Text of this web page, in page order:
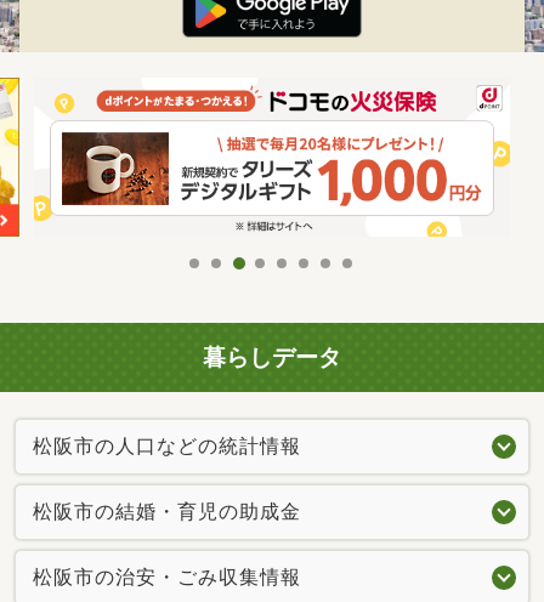
暮らしデータ
松阪市の人口などの統計情報
松阪市の結婚・育児の助成金
松阪市の治安・ごみ収集情報